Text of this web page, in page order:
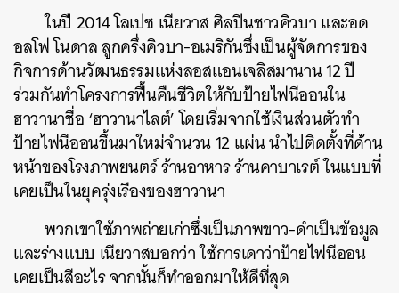
ในปี 2014 โลเปซ เนียวาส ศิลปินชาวคิวบา และอด
อลโฟ โนดาล ลูกครึ่งคิวบา-อเมริกันซึ่งเป็นผู้จัดการของ
กิจการด้านวัฒนธรรมแห่งลอสแอนเจลิสมานาน 12 ปี
ร่วมกันทำโครงการฟื้นคืนชีวิตให้กับป้ายไฟนีออนใน
ฮาวานาชื่อ ‘ฮาวานาไลต์’ โดยเริ่มจากใช้เงินส่วนตัวทำ
ป้ายไฟนีออนขึ้นมาใหม่จำนวน 12 แผ่น นำไปติดตั้งที่ด้าน
หน้าของโรงภาพยนตร์ ร้านอาหาร ร้านคาบาเรต์ ในแบบที่
เคยเป็นในยุครุ่งเรืองของฮาวานา
พวกเขาใช้ภาพถ่ายเก่าซึ่งเป็นภาพขาว-ดำเป็นข้อมูล
และร่างแบบ เนียวาสบอกว่า ใช้การเดาว่าป้ายไฟนีออน
เคยเป็นสีอะไร จากนั้นก็ทำออกมาให้ดีที่สุด